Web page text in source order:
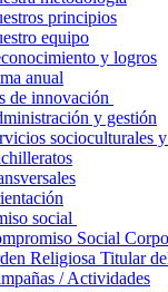
principios
equipo
y logros
anual
de innovación
y gestión
socioculturales
social
Social
Religiosa Titular
/ Actividades